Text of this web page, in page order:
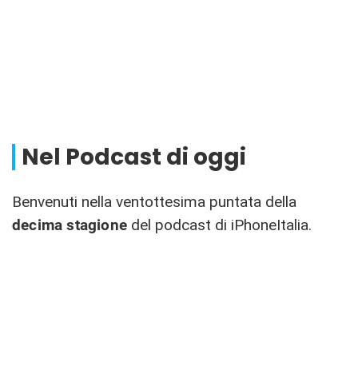
Nel Podcast di oggi
Benvenuti nella ventottesima puntata della
decima stagione del podcast di iPhoneItalia.